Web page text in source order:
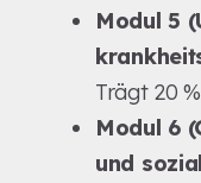
Modul 5
Trägt 20
Modul 6
und